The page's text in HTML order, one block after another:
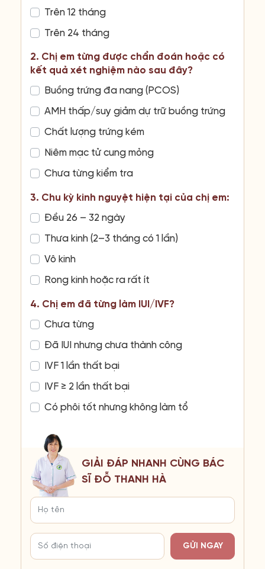
Trên 12 tháng
Trên 24 tháng
2. Chị em từng được chẩn đoán hoặc có
kết quả xét nghiệm nào sau đây?
Buồng trứng đa nang (PCOS)
AMH thấp/suy giảm dự trữ buồng trứng
Chất lượng trứng kém
Niêm mạc tử cung mỏng
Chưa từng kiểm tra
3. Chu kỳ kinh nguyệt hiện tại của chị em:
Đều 26 – 32 ngày
Thưa kinh (2–3 tháng có 1 lần)
Vô kinh
Rong kinh hoặc ra rất ít
4. Chị em đã từng làm IUI/IVF?
Chưa từng
Đã IUI nhưng chưa thành công
IVF 1 lần thất bại
IVF ≥ 2 lần thất bại
Có phôi tốt nhưng không làm tổ
GIẢI ĐÁP NHANH CÙNG BÁC
SĨ ĐỖ THANH HÀ
GỬI NGAY